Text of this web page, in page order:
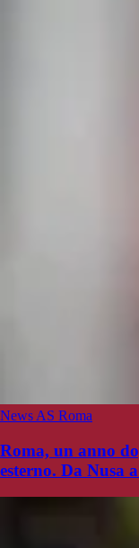
News AS Roma
Roma, un anno
esterno. Da Nusa